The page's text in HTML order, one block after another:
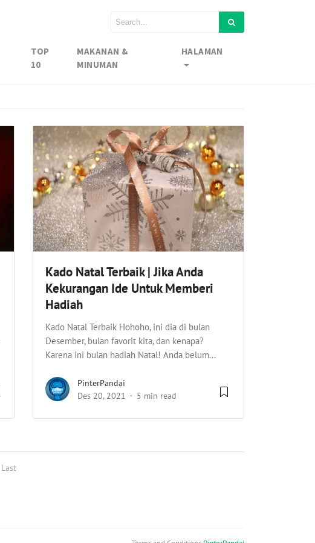
TOP
10
MAKANAN &
MINUMAN
HALAMAN
Kado Natal Terbaik | Jika Anda
Kekurangan Ide Untuk Memberi
Hadiah
Kado Natal Terbaik Hohoho, ini dia di bulan
Desember, bulan favorit kita, dan kenapa?
Karena ini bulan hadiah Natal! Anda belum...
PinterPandai
Des 20, 2021
5 min read
Last